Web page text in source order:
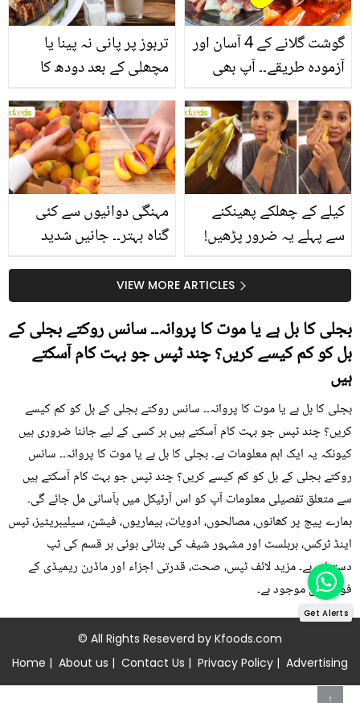
تربوز پر پانی نہ پینا یا
مچھلی کے بعد دودھ کا
سے متعلق غلط فہمیوں کی
حقیقت کیا ہے اور افواہ
کیا؟
گوشت گلانے کے 4 آسان اور
آزمودہ طریقے۔۔ آپ بھی
بتائے راز
مہنگی دوائیوں سے کئی
گناہ بہتر۔۔ جانیں شدید
کیوں کھانا چاہیے؟
کیلے کے چھلکے پھینکنے
سے پہلے یہ ضرور پڑھیں!
سستا اور قدرتی حلVIEW MORE ARTICLES
بجلی کا بل ہے یا موت کا پروانہ۔۔ سانس روکتے بجلی کے
بل کو کم کیسے کریں؟ چند ٹپس جو بہت کام آسکتے
ہیں
بجلی کا بل ہے یا موت کا پروانہ۔۔ سانس روکتے بجلی کے بل کو کم کیسے
کریں؟ چند ٹپس جو بہت کام آسکتے ہیں ہر کسی کے لیے جاننا ضروری ہیں
کیونکہ یہ ایک اہم معلومات ہے۔ بجلی کا بل ہے یا موت کا پروانہ۔۔ سانس
روکتے بجلی کے بل کو کم کیسے کریں؟ چند ٹپس جو بہت کام آسکتے ہیں
سے متعلق تفصیلی معلومات آپ کو اس آرٹیکل میں بآسانی مل جائے گی۔
ہمارے پیج پر کھانوں، مصالحوں، ادویات، بیماریوں، فیشن، سیلیبریٹیز، ٹپس
اینڈ ٹرکس، ہربلسٹ اور مشہور شیف کی بتائی ہوئی ہر قسم کی ٹپ
دستیاب ہے۔ مزید لائف ٹپس، صحت، قدرتی اجزاء اور ماڈرن ریمیڈی کے
فوڈز میں موجود ہے۔
© All Rights Reseverd by Kfoods.com
Home | About us | Contact Us | Privacy Policy | Advertising
↑
Get Alerts